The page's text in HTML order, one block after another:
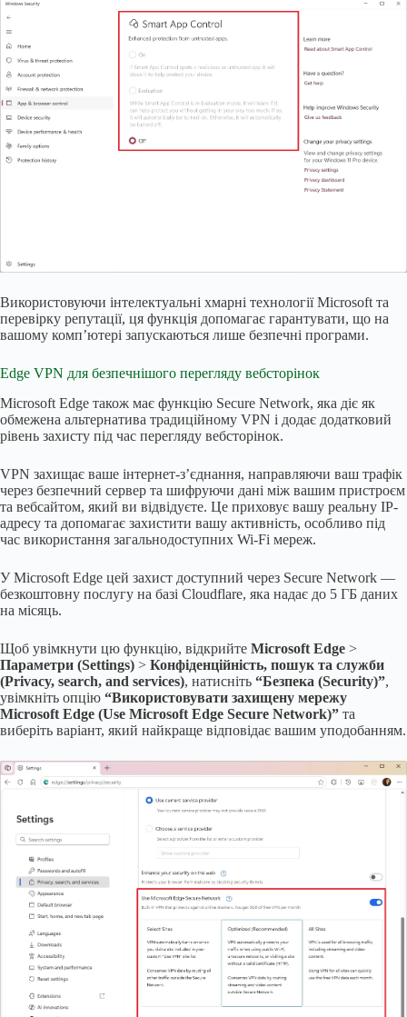
Використовуючи інтелектуальні хмарні технології Microsoft та
перевірку репутації, ця функція допомагає гарантувати, що на
вашому комп’ютері запускаються лише безпечні програми.
Edge VPN для безпечнішого перегляду вебсторінок
Microsoft Edge також має функцію Secure Network, яка діє як
обмежена альтернатива традиційному VPN і додає додатковий
рівень захисту під час перегляду вебсторінок.
VPN захищає ваше інтернет-з’єднання, направляючи ваш трафік
через безпечний сервер та шифруючи дані між вашим пристроєм
та вебсайтом, який ви відвідуєте. Це приховує вашу реальну IP-
адресу та допомагає захистити вашу активність, особливо під
час використання загальнодоступних Wi-Fi мереж.
У Microsoft Edge цей захист доступний через Secure Network —
безкоштовну послугу на базі Cloudflare, яка надає до 5 ГБ даних
на місяць.
Щоб увімкнути цю функцію, відкрийте Microsoft Edge >
Параметри (Settings) > Конфіденційність, пошук та служби
(Privacy, search, and services), натисніть “Безпека (Security)”,
увімкніть опцію “Використовувати захищену мережу
Microsoft Edge (Use Microsoft Edge Secure Network)” та
виберіть варіант, який найкраще відповідає вашим уподобанням.